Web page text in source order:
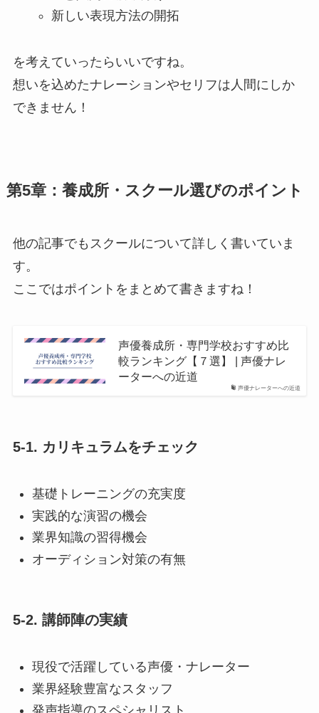
新しい表現方法の開拓
を考えていったらいいですね。
想いを込めたナレーションやセリフは人間にしか
できません！
第5章：養成所・スクール選びのポイント
他の記事でもスクールについて詳しく書いていま
す。
ここではポイントをまとめて書きますね！
声優ナレーターへの近道
声優養成所・専門学校おすすめ比
較ランキング【７選】 | 声優ナレ
ーターへの近道
5-1. カリキュラムをチェック
基礎トレーニングの充実度
実践的な演習の機会
業界知識の習得機会
オーディション対策の有無
5-2. 講師陣の実績
現役で活躍している声優・ナレーター
業界経験豊富なスタッフ